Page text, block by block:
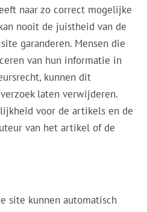
naar zo correct mogelijke
nooit de juistheid van de
garanderen. Mensen die
van hun informatie in
kunnen dit
laten verwijderen.
voor de artikels en de
van het artikel of de
site kunnen automatisch